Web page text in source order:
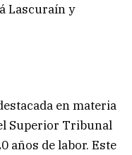
Lascuraín y
en materia
Superior Tribunal
años de labor. Este